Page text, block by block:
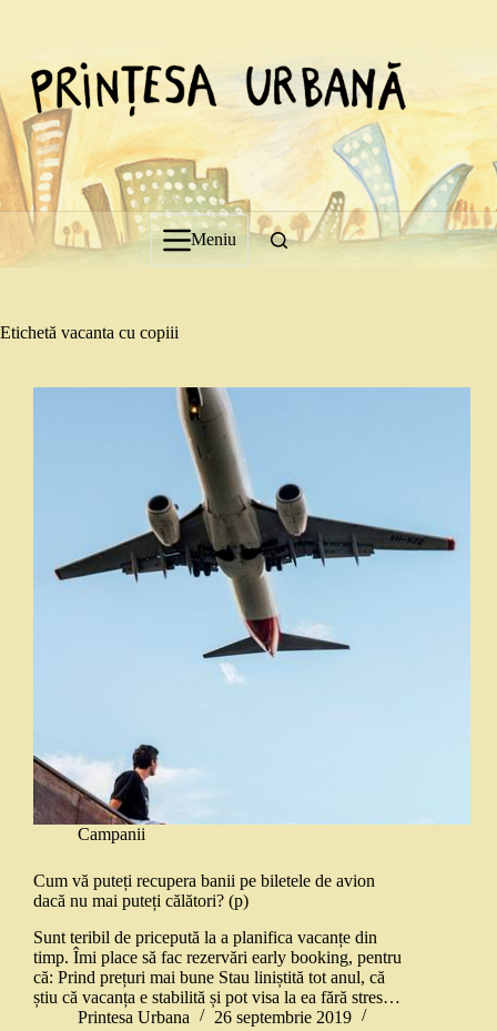
Meniu
Etichetă vacanta cu copiii
Campanii
Cum vă puteți recupera banii pe biletele de avion
dacă nu mai puteți călători? (p)
Sunt teribil de pricepută la a planifica vacanțe din
timp. Îmi place să fac rezervări early booking, pentru
că: Prind prețuri mai bune Stau liniștită tot anul, că
știu că vacanța e stabilită și pot visa la ea fără stres…
Printesa Urbana
26 septembrie 2019